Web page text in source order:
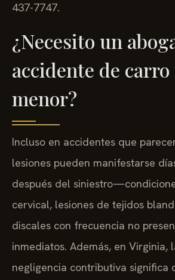
437-7747.
¿Necesito un
accidente de carro
menor?
Incluso en accidentes que
lesiones pueden manifestarse
después del
cervical, lesiones de tejidos
discales con frecuencia no
inmediatos. Además, en Virginia,
negligencia contributiva significa